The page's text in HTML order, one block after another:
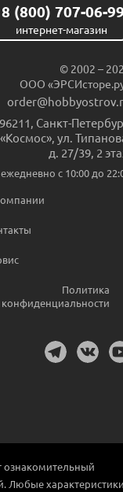
8 (800) 707-06-
интернет-магазин
© 2002 –
ООО
, Санкт-
ул.
д. 27/39, 2
ежедневно c 10:00 до
Политика
конфиденциальности
ознакомительный
Любые